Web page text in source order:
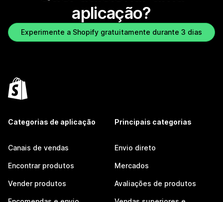
aplicação?
Experimente a Shopify gratuitamente durante 3 dias
Categorias de aplicação
Canais de vendas
Encontrar produtos
Vender produtos
Principais categorias
Envio direto
Mercados
Avaliações de produtos